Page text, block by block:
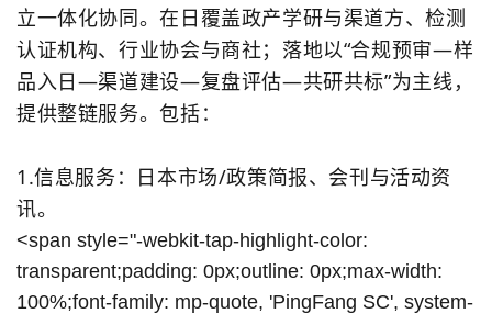
立一体化协同。在日覆盖政产学研与渠道方、检测
认证机构、行业协会与商社；落地以“合规预审—样
品入日—渠道建设—复盘评估—共研共标”为主线，
提供整链服务。包括：
1.信息服务：日本市场/政策简报、会刊与活动资
讯。
<span style="-webkit-tap-highlight-color:
transparent;padding: 0px;outline: 0px;max-width:
100%;font-family: mp-quote, 'PingFang SC', system-